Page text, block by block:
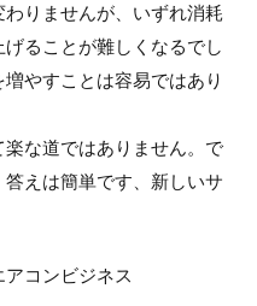
りませんが、いずれ消耗
ることが難しくなるでし
やすことは容易ではあり
な道ではありません。で
えは簡単です、新しいサ
コンビジネス